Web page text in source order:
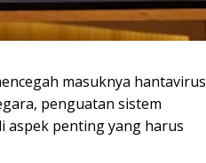
masuknya hantavirus
penguatan sistem
aspek penting yang harus